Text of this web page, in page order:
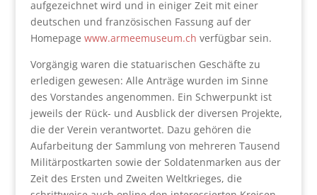
aufgezeichnet wird und in einiger Zeit mit einer
deutschen und französischen Fassung auf der
Homepage www.armeemuseum.ch verfügbar sein.
Vorgängig waren die statuarischen Geschäfte zu
erledigen gewesen: Alle Anträge wurden im Sinne
des Vorstandes angenommen. Ein Schwerpunkt ist
jeweils der Rück- und Ausblick der diversen Projekte,
die der Verein verantwortet. Dazu gehören die
Aufarbeitung der Sammlung von mehreren Tausend
Militärpostkarten sowie der Soldatenmarken aus der
Zeit des Ersten und Zweiten Weltkrieges, die